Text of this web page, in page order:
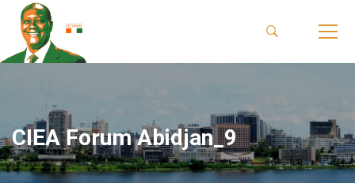
CIEA Forum Abidjan_9